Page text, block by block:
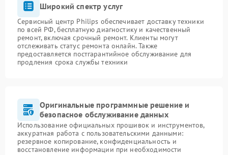
Широкий спектр услуг
Сервисный центр Philips обеспечивает доставку техники
по всей РФ, бесплатную диагностику и качественный
ремонт, включая срочный ремонт. Клиенты могут
отслеживать статус ремонта онлайн. Также
предоставляется постгарантийное обслуживание для
продления срока службы техники
Оригинальные программные решение и
безопасное обслуживание данных
Использование официальных прошивок и инструментов,
аккуратная работа с пользовательскими данными:
резервное копирование, конфиденциальность и
восстановление информации при необходимости